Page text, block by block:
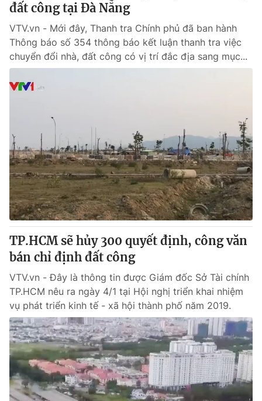
đất công tại Đà Nẵng
VTV.vn - Mới đây, Thanh tra Chính phủ đã ban hành
Thông báo số 354 thông báo kết luận thanh tra việc
chuyển đổi nhà, đất công có vị trí đắc địa sang mục...
TP.HCM sẽ hủy 300 quyết định, công văn
bán chỉ định đất công
VTV.vn - Đây là thông tin được Giám đốc Sở Tài chính
TP.HCM nêu ra ngày 4/1 tại Hội nghị triển khai nhiệm
vụ phát triển kinh tế - xã hội thành phố năm 2019.